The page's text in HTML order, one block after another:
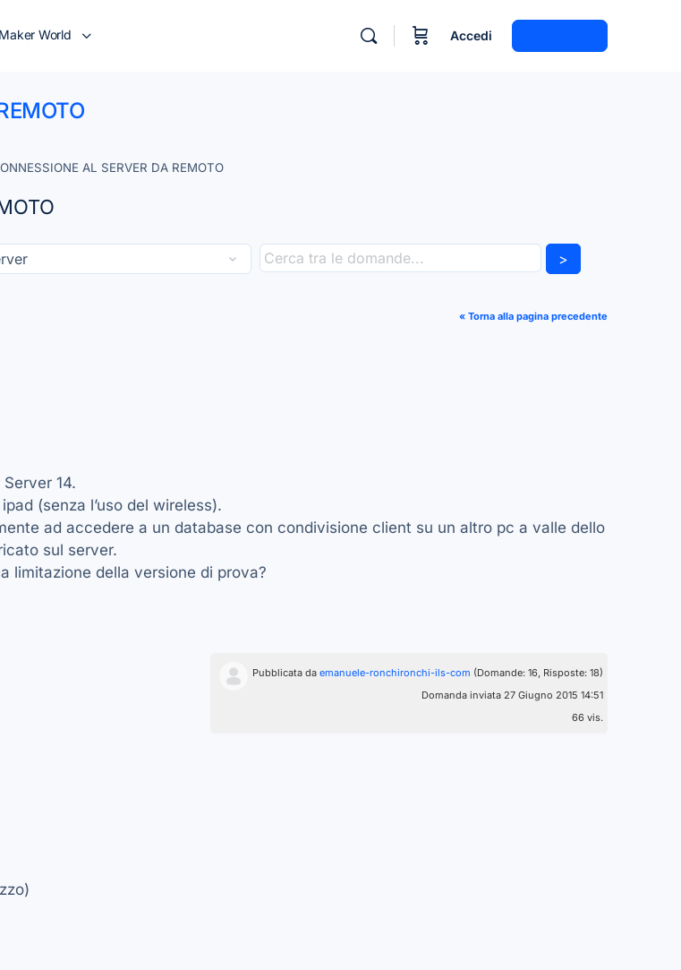
World Accedi
AL SERVER DA REMOTO
>
« Torna alla pagina precedente
14.
(senza l’uso del wireless).
ad accedere a un database con condivisione client su un altro pc a valle dello
sul server.
limitazione della versione di prova?
Pubblicata da emanuele-ronchironchi-ils-com (Domande: 16, Risposte: 18)
Domanda inviata 27 Giugno 2015 14:51
66 vis.